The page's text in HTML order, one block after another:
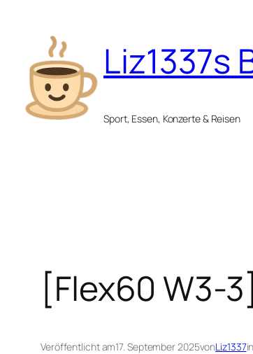
springen
Liz1337s
Sport, Essen, Konzerte & Reisen
[Flex60 W3-
Veröffentlicht am17. September 2025vonLiz1337in